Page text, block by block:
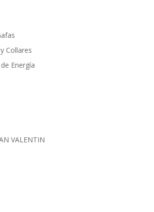
Collares
Energía
VALENTIN